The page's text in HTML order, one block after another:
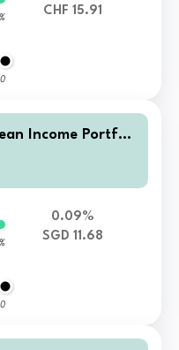
CHF 15.91
Income Portfoli
0.09%
SGD 11.68